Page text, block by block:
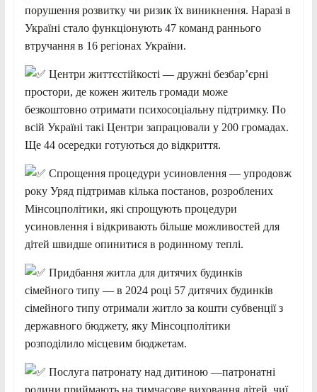
порушення розвитку чи ризик їх виникнення. Наразі в
Україні стало функціонують 47 команд раннього
втручання в 16 регіонах України.
Центри життєстійкості — дружні безбар’єрні
простори, де кожен житель громади може
безкоштовно отримати психосоціальну підтримку. По
всій Україні такі Центри запрацювали у 200 громадах.
Ще 44 осередки готуються до відкриття.
Спрощення процедури усиновлення — упродовж
року Уряд підтримав кілька постанов, розроблених
Мінсоцполітики, які спрощують процедури
усиновлення і відкривають більше можливостей для
дітей швидше опинитися в родинному теплі.
Придбання житла для дитячих будинків
сімейного типу — в 2024 році 57 дитячих будинків
сімейного типу отримали житло за кошти субвенції з
державного бюджету, яку Мінсоцполітики
розподілило місцевим бюджетам.
Послуга патронату над дитиною —патронатні